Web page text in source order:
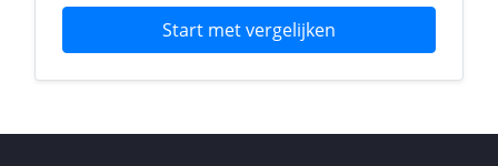
Start met vergelijken